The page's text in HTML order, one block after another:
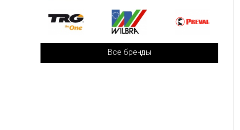
Все бренды